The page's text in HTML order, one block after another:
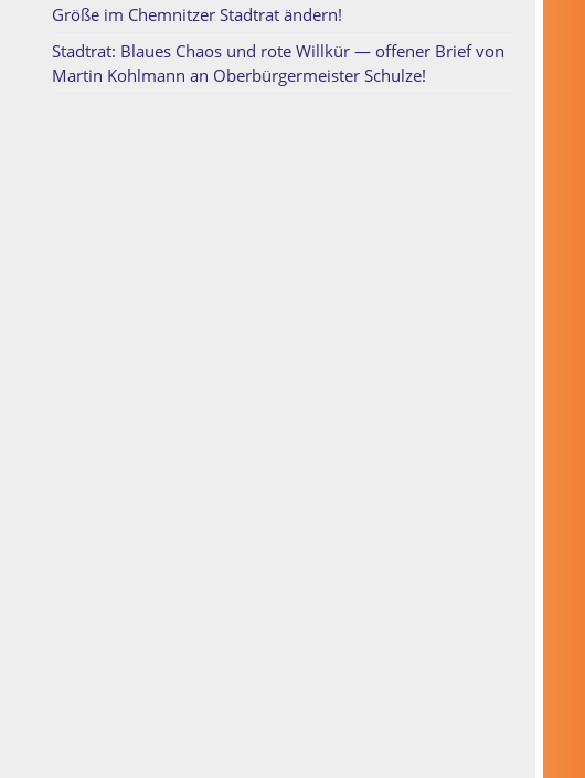
Größe im Chemnitzer Stadtrat ändern!
Stadtrat: Blaues Chaos und rote Willkür — offener Brief von
Martin Kohlmann an Oberbürgermeister Schulze!